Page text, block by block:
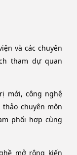
và các chuyên
tham dự quan
mới, công nghệ
chuyên môn
phối hợp cùng
mở rộng kiến